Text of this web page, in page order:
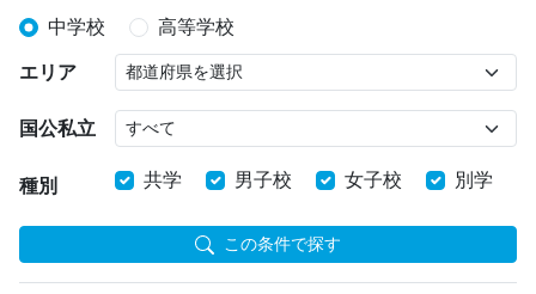
中学校 高等学校
エリア
国公私立
種別 共学 男子校 女子校 別学
この条件で探す